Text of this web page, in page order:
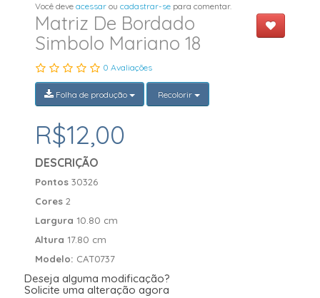
Você deveacessar oucadastrar-se para comentar.
Matriz De Bordado
Simbolo Mariano 18
0 Avaliações
Folha de produção Recolorir
R$12,00
DESCRIÇÃO
Pontos30326
Cores2
Largura 10.80 cm
Altura 17.80 cm
Modelo: CAT0737
Deseja alguma modificação?
Solicite uma alteração agora